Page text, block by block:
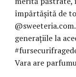
Vara are